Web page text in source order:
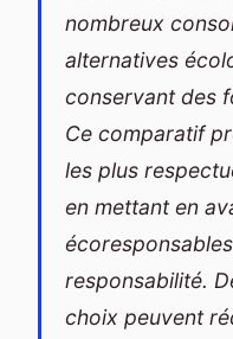
nombreux
alternatives
conservant des
Ce comparatif
les plus
en mettant en
responsabilité.
choix peuvent